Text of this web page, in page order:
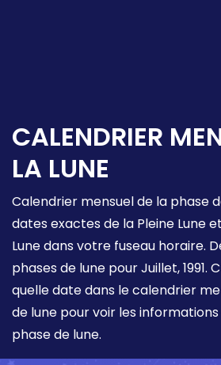
CALENDRIER
LA LUNE
Calendrier mensuel de la phase
dates exactes de la Pleine Lune
Lune dans votre fuseau horaire.
phases de lune pour Juillet, 1991.
quelle date dans le calendrier
de lune pour voir les
phase de lune.